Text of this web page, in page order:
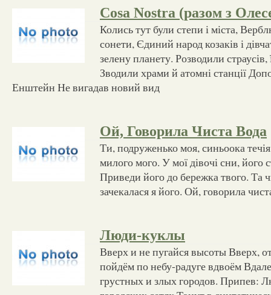
Cosa Nostra (разом з
Колись тут були степи і міста,
сонети, Єдиний народ козаків і
зелену планету. Розводили
Зводили храми й атомні станції
Енштейн Не вигадав новий вид
Ой, Говорила Чиста Вода
Ти, подруженько моя, синьоока
милого мого. У мої дівочі сни, його
Приведи його до бережка твого. Та
зачекалася я його. Ой, говорила
Люди-куклы
Вверх и не пугайся высоты Вверх,
пойдём по небу-радуге вдвоём
грустных и злых городов. Припев: